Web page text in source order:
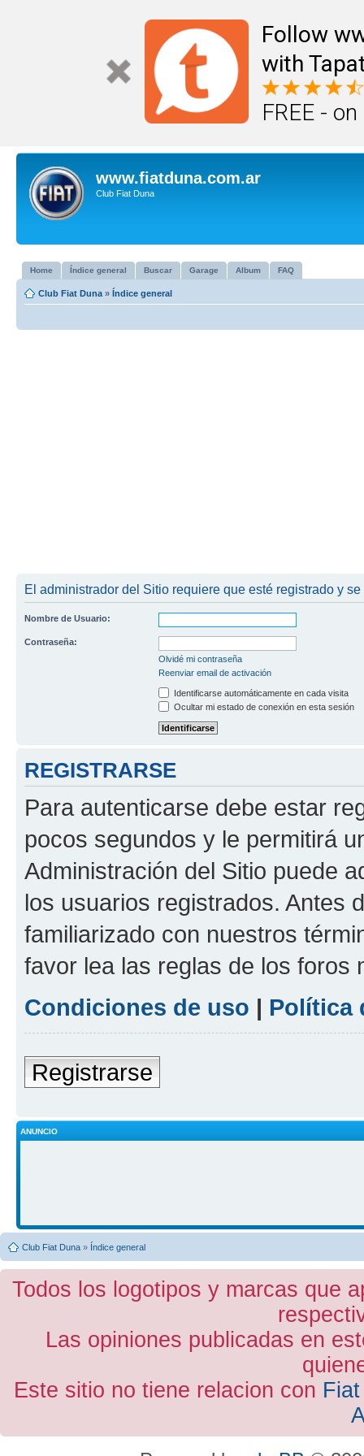
Follow
with
FREE -
www.fiatduna.com.ar
Club Fiat Duna
Home Índice general Buscar Garage Album FAQ
Club Fiat Duna » Índice general
El administrador del Sitio requiere que esté registrado y
Nombre de Usuario:
Contraseña:
Olvidé mi contraseña
Reenviar email de activación
Identificarse automáticamente en cada visita
Ocultar mi estado de conexión en esta sesión
REGISTRARSE
Para autenticarse debe estar
pocos segundos y le permitirá
Administración del Sitio puede
los usuarios registrados. Antes
familiarizado con nuestros
favor lea las reglas de los foros
Condiciones de uso | Política
Registrarse
ANUNCIO
Club Fiat Duna » Índice general
Todos los logotipos y marcas que
Las opiniones publicadas en
Este sitio no tiene relacion con